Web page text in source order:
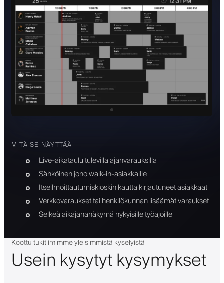
MITÄ SE NÄYTTÄÄ
Live-aikataulu tulevilla ajanvarauksilla
Sähköinen jono walk-in-asiakkaille
Itseilmoittautumiskioskin kautta kirjautuneet asiakkaat
Verkkovaraukset tai henkilökunnan lisäämät varaukset
Selkeä aikajananäkymä nykyisille työajoille
Koottu tukitiimimme yleisimmistä kyselyistä
Usein kysytyt kysymykset